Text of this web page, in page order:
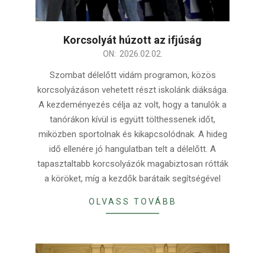
Korcsolyát húzott az ifjúság
ON: 2026.02.02.
Szombat délelőtt vidám programon, közös
korcsolyázáson vehetett részt iskolánk diáksága.
A kezdeményezés célja az volt, hogy a tanulók a
tanórákon kívül is együtt tölthessenek időt,
miközben sportolnak és kikapcsolódnak. A hideg
idő ellenére jó hangulatban telt a délelőtt. A
tapasztaltabb korcsolyázók magabiztosan rótták
a köröket, míg a kezdők barátaik segítségével
OLVASS TOVÁBB